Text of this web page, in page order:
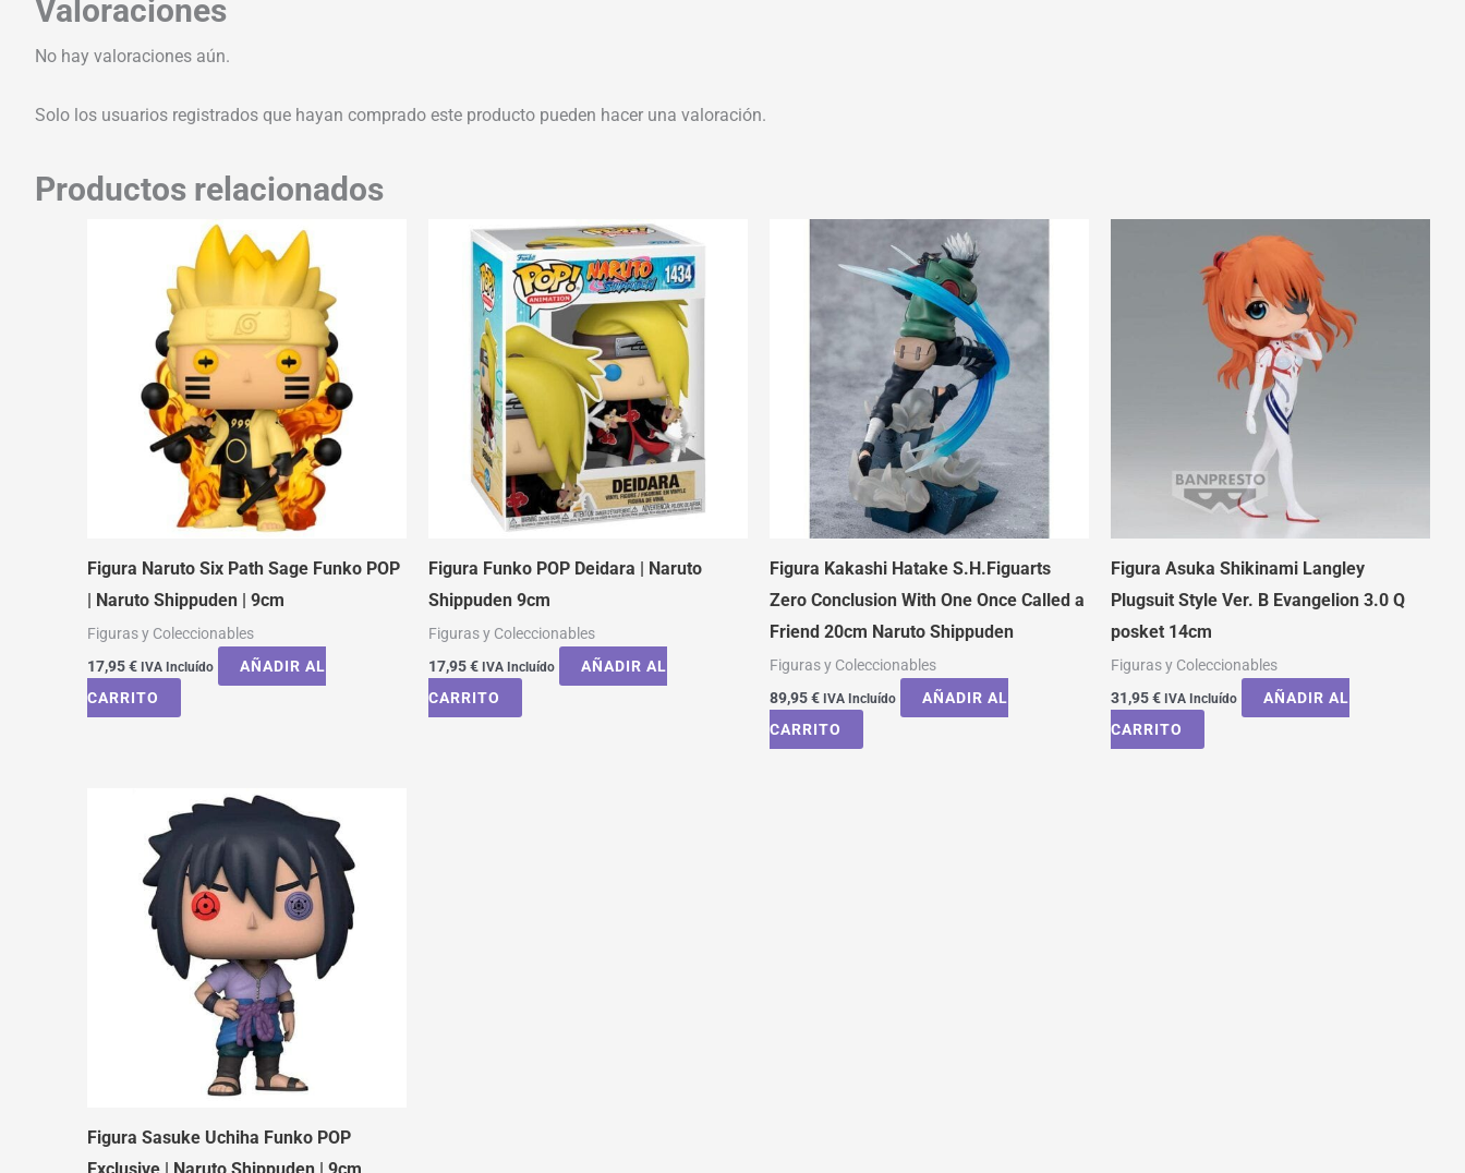
Valoraciones
No hay valoraciones aún.
Solo los usuarios registrados que hayan comprado este producto pueden hacer una valoración.
Productos relacionados
Figura Naruto Six Path Sage Funko POP
| Naruto Shippuden | 9cm
Figuras y Coleccionables
17,95€ IVA Incluído
AÑADIR AL
CARRITO
Figura Funko POP Deidara | Naruto
Shippuden 9cm
Figuras y Coleccionables
17,95€ IVA Incluído
AÑADIR AL
CARRITO
Figura Kakashi Hatake S.H.Figuarts
Zero Conclusion With One Once Called a
Friend 20cm Naruto Shippuden
Figuras y Coleccionables
89,95€ IVA Incluído
AÑADIR AL
CARRITO
Figura Asuka Shikinami Langley
Plugsuit Style Ver. B Evangelion 3.0 Q
posket 14cm
Figuras y Coleccionables
31,95€ IVA Incluído
AÑADIR AL
CARRITO
Figura Sasuke Uchiha Funko POP